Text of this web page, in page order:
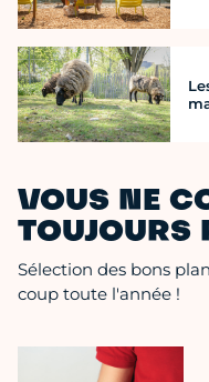
VOUS NE
TOUJOURS
Sélection des bons
coup toute l'année !